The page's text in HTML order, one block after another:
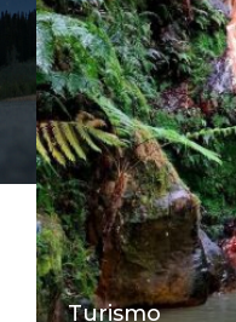
Turismo